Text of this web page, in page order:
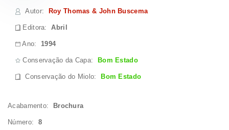
Autor: Roy Thomas & John Buscema
Editora:Abril
Ano: 1994
Conservação da Capa: Bom Estado
Conservação do Miolo:Bom Estado
Acabamento: Brochura
Número: 8